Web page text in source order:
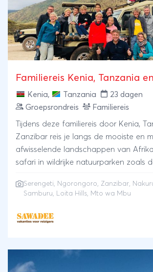
Familiereis Kenia, Tanzania
Kenia, Tanzania
23 dagen
Groepsrondreis
Familiereis
Tijdens deze familiereis door Kenia,
Zanzibar reis je langs de mooiste en
afwisselende landschappen van
safari in wildrijke natuurparken zoals
gnoes en flamingo's, en misschien ook
nijlpaarden, neushoorns en
afzondering leven. Daarnaast heb je
ons bezoek aan Loita Hills, bekend
programma 'Floortje naar het einde
Serengeti, Ngorongoro, Zanzibar,
Samburu, Loita Hills, Mto wa Mbu